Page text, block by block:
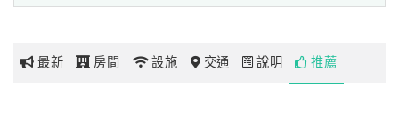
玩 最新 房間 設施 交通 說明 推薦